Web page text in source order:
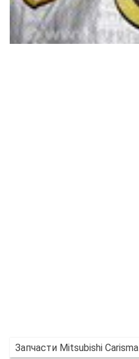
Запчасти Mitsubishi Carisma